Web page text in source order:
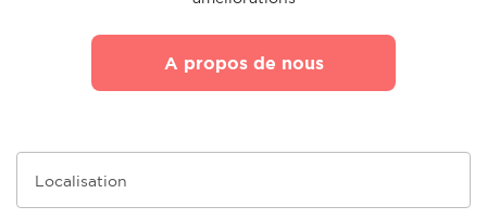
A propos de nous